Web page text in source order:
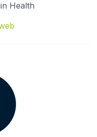
Health